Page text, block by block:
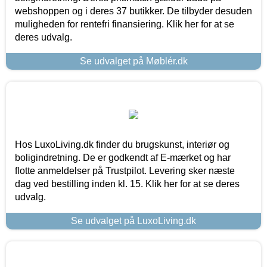
webshoppen og i deres 37 butikker. De tilbyder desuden
muligheden for rentefri finansiering. Klik her for at se
deres udvalg.
Se udvalget på Møblér.dk
Hos LuxoLiving.dk finder du brugskunst, interiør og
boligindretning. De er godkendt af E-mærket og har
flotte anmeldelser på Trustpilot. Levering sker næste
dag ved bestilling inden kl. 15. Klik her for at se deres
udvalg.
Se udvalget på LuxoLiving.dk